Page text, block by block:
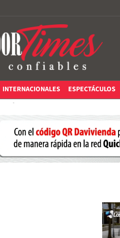
INTERNACIONALES ESPECTÁCULOS